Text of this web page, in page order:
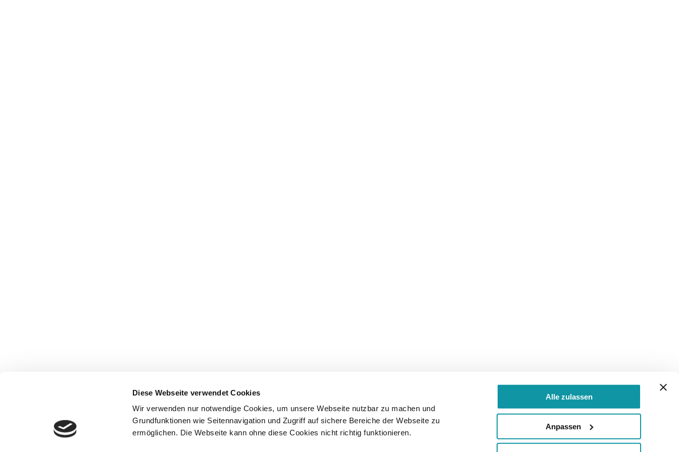
Diese Webseite verwendet Cookies
Wir verwenden nur notwendige Cookies, um unsere Webseite nutzbar zu machen und
Grundfunktionen wie Seitennavigation und Zugriff auf sichere Bereiche der Webseite zu
ermöglichen. Die Webseite kann ohne diese Cookies nicht richtig funktionieren.
Alle zulassen
Anpassen